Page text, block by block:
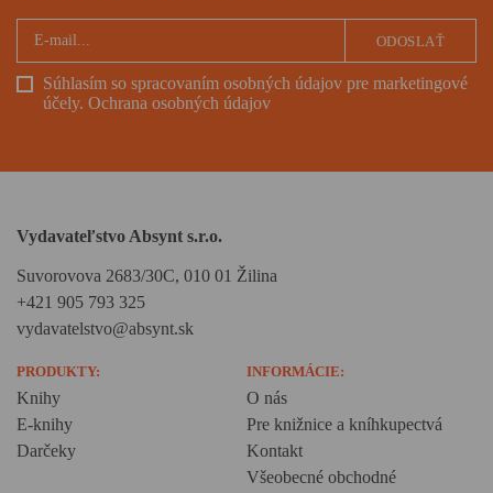
Súhlasím so spracovaním osobných údajov pre marketingové
účely. Ochrana osobných údajov
ODOSLAŤ
Vydavateľstvo Absynt s.r.o.
Suvorovova 2683/30C, 010 01 Žilina
+421 905 793 325
vydavatelstvo@absynt.sk
PRODUKTY:
Knihy
E-knihy
Darčeky
INFORMÁCIE:
O nás
Pre knižnice a kníhkupectvá
Kontakt
Všeobecné obchodné